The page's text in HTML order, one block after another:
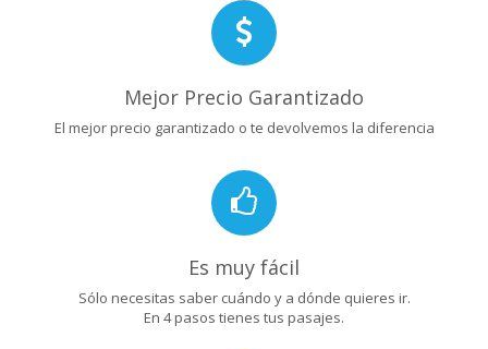
Mejor Precio Garantizado
El mejor precio garantizado o te devolvemos la diferencia
Es muy fácil
Sólo necesitas saber cuándo y a dónde quieres ir.
En 4 pasos tienes tus pasajes.